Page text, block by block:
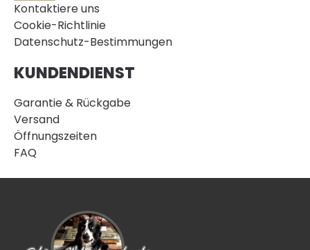
Kontaktiere uns
Cookie-Richtlinie
Datenschutz-Bestimmungen
KUNDENDIENST
Garantie & Rückgabe
Versand
Öffnungszeiten
FAQ